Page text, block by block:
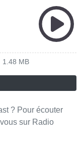
1.48 MB
sur Radio